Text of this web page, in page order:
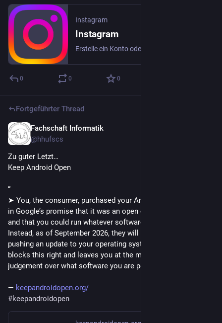
Instagram
Instagram
0 0 0
Fortgeführter Thread
Fachschaft Informatik
@hhufscs
Zu guter Letzt…
Keep Android Open
“
➤ You, the consumer, purchased your Android device believing
in Google’s promise that it was an open computing platform
and that you could run whatever software you choose on it.
Instead, as of September 2026, they will be non-consensually
pushing an update to your operating system that irrevocably
blocks this right and leaves you at the mercy of their
judgement over what software you are permitted to trust.”
— keepandroidopen.org/
#keepandroidopen